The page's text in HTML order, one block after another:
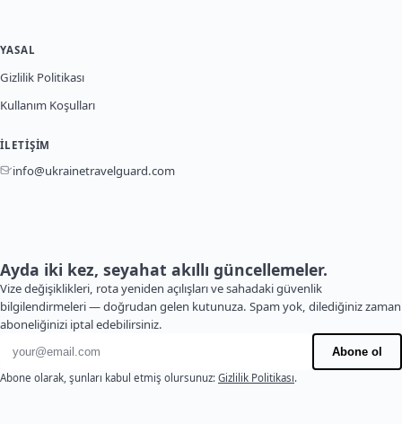
YASAL
Gizlilik Politikası
Kullanım Koşulları
İLETIŞIM
info@ukrainetravelguard.com
Ayda iki kez, seyahat akıllı güncellemeler.
Vize değişiklikleri, rota yeniden açılışları ve sahadaki güvenlik
bilgilendirmeleri — doğrudan gelen kutunuza. Spam yok, dilediğiniz zaman
aboneliğinizi iptal edebilirsiniz.
E-posta adresi
Abone ol
Abone olarak, şunları kabul etmiş olursunuz: Gizlilik Politikası.